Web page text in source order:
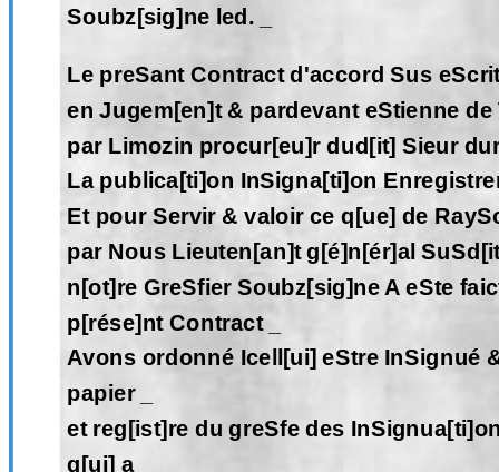
Soubz[sig]ne led. _
Le preSant Contract d'accord Sus
en Jugem[en]t & pardevant eStienne de
par Limozin procur[eu]r dud[it] Sieur
La publica[ti]on InSigna[ti]on
Et pour Servir & valoir ce q[ue] de
par Nous Lieuten[an]t g[é]n[ér]al
n[ot]re GreSfier Soubz[sig]ne A eSte
p[rése]nt Contract _
Avons ordonné Icell[ui] eStre InSignué
papier _
et reg[ist]re du greSfe des
q[ui] a _